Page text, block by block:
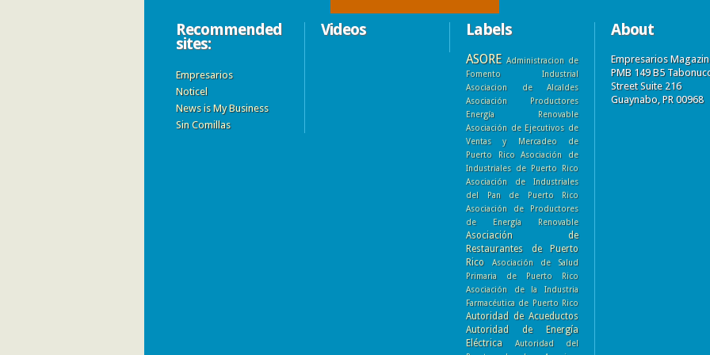
Recommended
sites:
Empresarios
Noticel
News is My Business
Sin Comillas
Videos Labels
ASORE Administracion de
Fomento Industrial
Asociacion de Alcaldes
Asociación Productores
Energía Renovable
Asociación de Ejecutivos de
Ventas y Mercadeo de
Puerto Rico
Asociación de
Industriales de Puerto Rico
Asociación de Industriales
del Pan de Puerto Rico
Asociación de Productores
de Energía Renovable
Asociación de
Restaurantes de Puerto
Rico
Asociación de Salud
Primaria de Puerto Rico
Asociación de la Industria
Farmacéutica de Puerto Rico
Autoridad de Acueductos
Autoridad de Energía
Eléctrica
Autoridad del
About
Empresarios
PMB 149 B5
Street Suite 216
Guaynabo, PR 00968